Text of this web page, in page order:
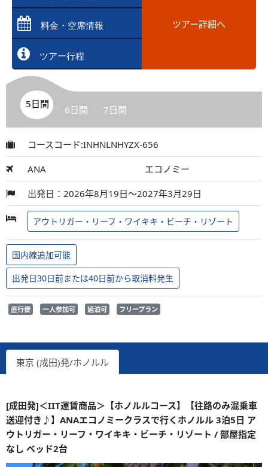
料金・空席情報
ツアー行程
ツアー詳細へ
5日間 6日間 7日間
コースコード:INHNLNHYZX-656
ANA エコノミー
出発日：2026年8月19日～2027年3月29日
アウトリガー・リーフ・ワイキキ・ビーチ・リゾート
国内線追加可能
出発日30日前または40日前から取消料発生
直行便 一人参加可 延泊可 フリープラン
東京 (成田)発/ホノルル
[成田発]＜IIT運賃商品＞【ホノルルコース】【往路のみ混乗車
送迎付き♪】ANAエコノミークラスで行くホノルル 3泊5日 ア
ウトリガー・リーフ・ワイキキ・ビーチ・リゾート / 部屋指定
なし ベッド2台